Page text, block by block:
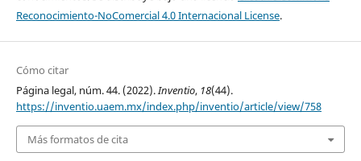
Reconocimiento-NoComercial 4.0 Internacional License.
Cómo citar
Página legal, núm. 44. (2022).Inventio, 18(44).
https://inventio.uaem.mx/index.php/inventio/article/view/758
Más formatos de cita